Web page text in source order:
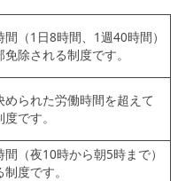
（1日8時間、1週40時間）
除される制度です。
られた労働時間を超えて
です。
（夜10時から朝5時まで）
度です。